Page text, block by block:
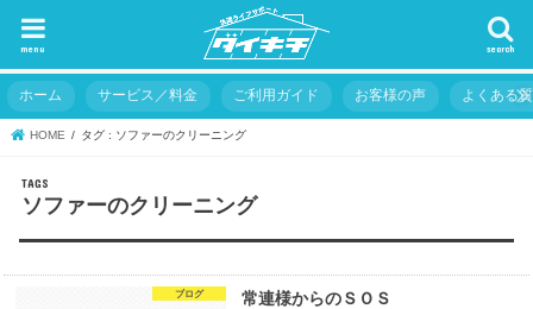
search
menu
ホーム サービス／料金 ご利用ガイド お客様の声 よくある
HOME タグ : ソファーのクリーニング
ソファーのクリーニング
ブログ 常連様からのＳＯＳ